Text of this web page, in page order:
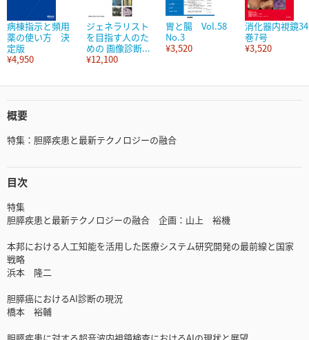
病棟指示と頻用
薬の使い方 決
定版
¥4,950
ジェネラリスト
を目指す人のた
めの 画像診断...
¥12,100
胃と腸 Vol.58
No.3
¥3,520
消化器内視鏡34
巻7号
¥3,520
概要
特集：胆膵疾患と最新テクノロジーの融合
目次
特集
胆膵疾患と最新テクノロジーの融合 企画：山上 裕機
本邦における人工知能を活用した医療システム研究開発の最前線と国家
戦略
浜本 隆二
胆膵癌におけるAI診断の現況
橋本 裕輔